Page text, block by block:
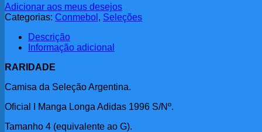
Adicionar aos meus desejos
Categorias: Conmebol , Seleções
Descrição
Informação adicional
RARIDADE
Camisa da Seleção Argentina.
Oficial I Manga Longa Adidas 1996 S/Nº.
Tamanho 4 (equivalente ao G).